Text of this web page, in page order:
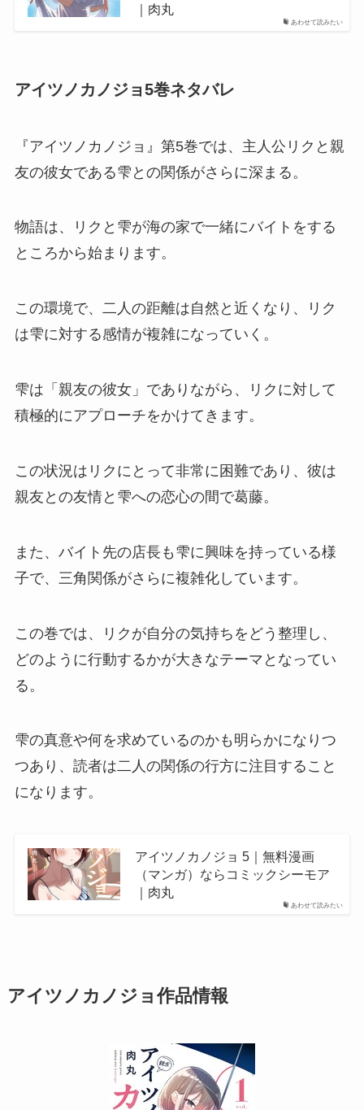
あわせて読みたい
｜肉丸
アイツノカノジョ5巻ネタバレ
『アイツノカノジョ』第5巻では、主人公リクと親
友の彼女である雫との関係がさらに深まる。
物語は、リクと雫が海の家で一緒にバイトをする
ところから始まります。
この環境で、二人の距離は自然と近くなり、リク
は雫に対する感情が複雑になっていく。
雫は「親友の彼女」でありながら、リクに対して
積極的にアプローチをかけてきます。
この状況はリクにとって非常に困難であり、彼は
親友との友情と雫への恋心の間で葛藤。
また、バイト先の店長も雫に興味を持っている様
子で、三角関係がさらに複雑化しています。
この巻では、リクが自分の気持ちをどう整理し、
どのように行動するかが大きなテーマとなってい
る。
雫の真意や何を求めているのかも明らかになりつ
つあり、読者は二人の関係の行方に注目すること
になります。
あわせて読みたい
アイツノカノジョ 5｜無料漫画
（マンガ）ならコミックシーモア
｜肉丸
アイツノカノジョ作品情報